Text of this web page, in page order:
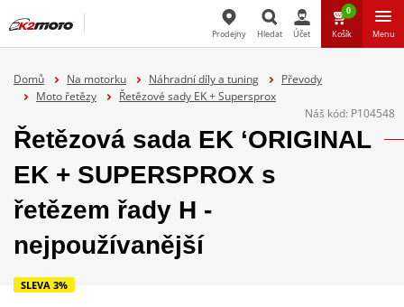
Prodejny Hledat Účet
0
Košík Menu
Domů Na motorku Náhradní díly a tuning
Převody
Moto řetězy
Řetězové sady EK + Supersprox
Náš kód: P104548
Řetězová sada EK ‘ORIGINAL
EK + SUPERSPROX s
řetězem řady H -
nejpoužívanější
SLEVA 3%